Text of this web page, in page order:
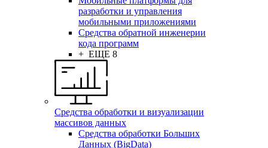
разработки и управления
мобильными приложениями
Средства обратной инженерии
кода программ
+ ЕЩЕ 8
Средства обработки и визуализации
массивов данных
Средства обработки Больших
Данных (BigData)